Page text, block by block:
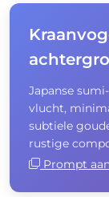
Japanse
vlucht,
subtiele
rustige
Prompt